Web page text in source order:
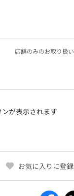
店舗のみのお取り扱い
が表示されます
お気に入りに登録